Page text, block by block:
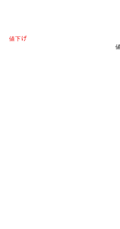
値下げ